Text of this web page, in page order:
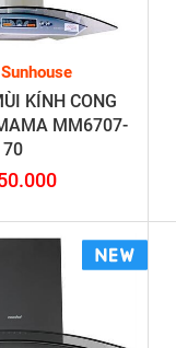
Sunhouse
KÍNH CONG
MM6707-
70